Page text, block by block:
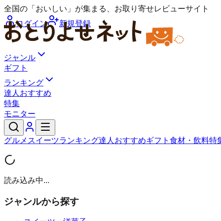
全国の「おいしい」が集まる、お取り寄せレビューサイト
ログイン
新規登録
ジャンル
ギフト
ランキング
達人おすすめ
特集
モニター
グルメ スイーツランキング達人おすすめギフト 食材・飲料特
読み込み中...
ジャンルから探す